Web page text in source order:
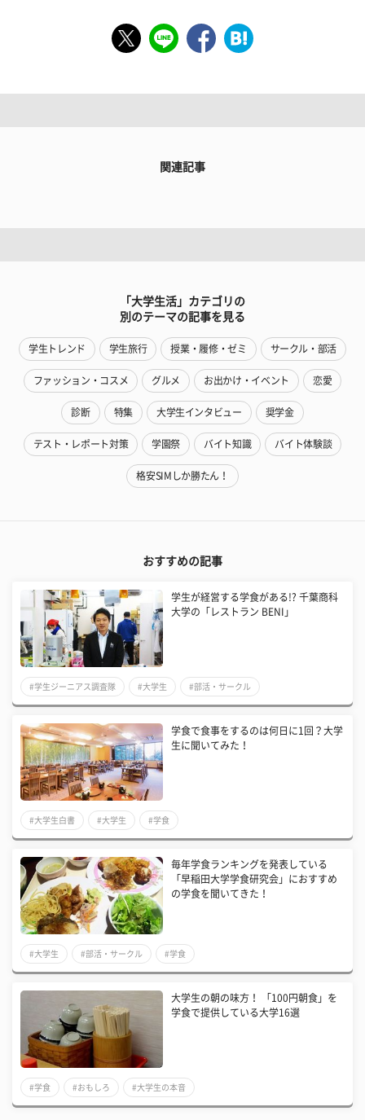
関連記事
「大学生活」カテゴリの
別のテーマの記事を見る
学生トレンド 学生旅行 授業・履修・ゼミ サークル・部活
ファッション・コスメ グルメ お出かけ・イベント 恋愛
診断 特集 大学生インタビュー 奨学金
テスト・レポート対策 学園祭 バイト知識 バイト体験談
格安SIMしか勝たん！
おすすめの記事
学生が経営する学食がある!? 千葉商科
大学の「レストラン BENI」
#学生ジーニアス調査隊 #大学生 #部活・サークル
学食で食事をするのは何日に1回？大学
生に聞いてみた！
#大学生白書 #大学生 #学食
毎年学食ランキングを発表している
「早稲田大学学食研究会」におすすめ
の学食を聞いてきた！
#大学生 #部活・サークル #学食
大学生の朝の味方！ 「100円朝食」を
学食で提供している大学16選
#学食 #おもしろ #大学生の本音